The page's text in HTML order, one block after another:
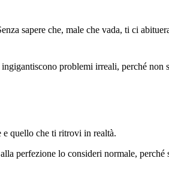
sapere che, male che vada, ti ci
problemi irreali, perché
e quello che ti ritrovi in realtà.
perfezione lo consideri normale,